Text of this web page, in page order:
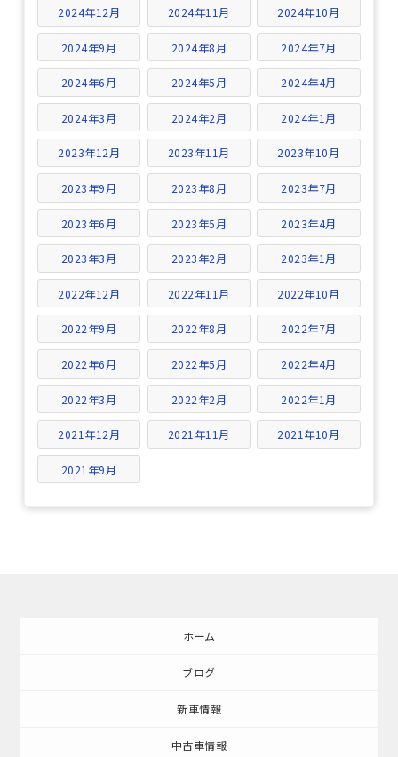
2024年12月 2024年11月 2024年10月
2024年9月 2024年8月 2024年7月
2024年6月 2024年5月 2024年4月
2024年3月 2024年2月 2024年1月
2023年12月 2023年11月 2023年10月
2023年9月 2023年8月 2023年7月
2023年6月 2023年5月 2023年4月
2023年3月 2023年2月 2023年1月
2022年12月 2022年11月 2022年10月
2022年9月 2022年8月 2022年7月
2022年6月 2022年5月 2022年4月
2022年3月 2022年2月 2022年1月
2021年12月 2021年11月 2021年10月
2021年9月
ホーム
ブログ
新車情報
中古車情報